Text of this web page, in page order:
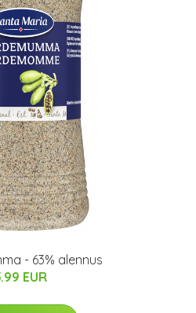
- 63% alennus
EUR